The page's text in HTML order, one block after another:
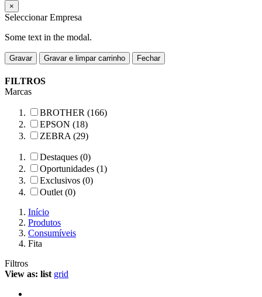
×
Seleccionar Empresa
Some text in the modal.
Gravar Gravar e limpar carrinho Fechar
FILTROS
Marcas
BROTHER (166)
EPSON (18)
ZEBRA (29)
Destaques (0)
Oportunidades (1)
Exclusivos (0)
Outlet (0)
Início
Produtos
Consumíveis
Fita
Filtros
View as: list grid